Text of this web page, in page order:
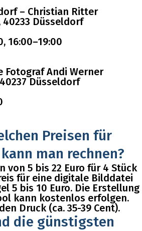
– Christian Ritter
Düsseldorf
16:00–19:00
Fotograf Andi Werner
Düsseldorf
Preisen für
man rechnen?
von 5 bis 22 Euro für 4 Stück
für eine digitale Bilddatei
5 bis 10 Euro. Die Erstellung
kann kostenlos erfolgen.
Druck (ca. 35-39 Cent).
die günstigsten